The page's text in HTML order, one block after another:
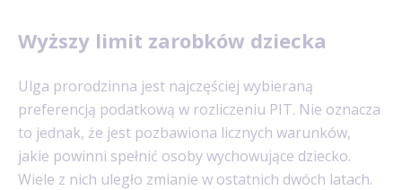
Wyższy limit zarobków dziecka
Ulga prorodzinna jest najczęściej wybieraną
preferencją podatkową w rozliczeniu PIT. Nie oznacza
to jednak, że jest pozbawiona licznych warunków,
jakie powinni spełnić osoby wychowujące dziecko.
Wiele z nich uległo zmianie w ostatnich dwóch latach.